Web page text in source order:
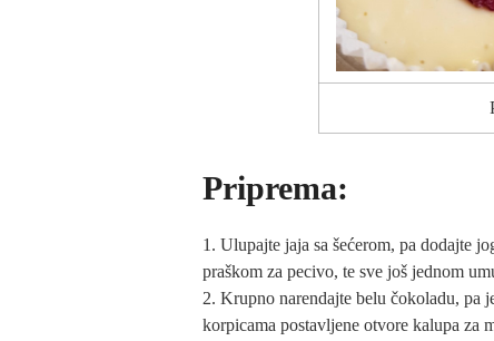
Priprema:
1. Ulupajte jaja sa šećerom, pa dodajte
praškom za pecivo, te sve još jednom
2. Krupno narendajte belu čokoladu, pa
korpicama postavljene otvore kalupa za